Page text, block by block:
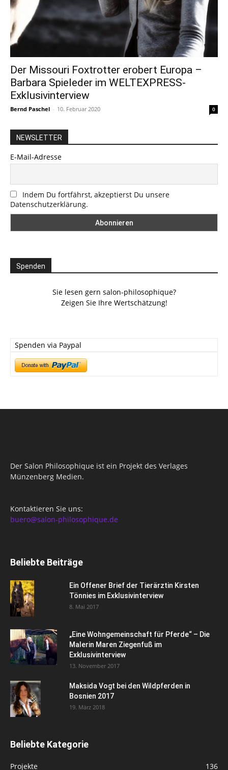
Der Missouri Foxtrotter erobert Europa –
Barbara Spieleder im WELTEXPRESS-
Exklusivinterview
Bernd Paschel - 10. Februar 2020 0
NEWSLETTER
E-Mail-Adresse
Indem Du fortfährst, akzeptierst Du unsere
Datenschutzerklärung.
Spenden
Sie lesen gern salon-philosophique?
Zeigen Sie Ihre Wertschätzung!
Spenden via Paypal
Der Salon Philosophique ist ein Projekt des Verlages
Münzenberg Medien.
Kontaktieren Sie uns:
buero@salon-philosophique.de
Beliebte Beiträge
Ein Offener Brief der Tierärztin Kirsten
Tönnies im Exklusivinterview
8. Mai 2017
„Eine Wohngemeinschaft für Pferde“ – Die
Malerin Maren Ziegenfuß im
Exklusivinterview
13. November 2017
Maksida Vogt bei den Wildpferden in
Bosnien 2017
19. März 2018
Beliebte Kategorie
Projekte 136